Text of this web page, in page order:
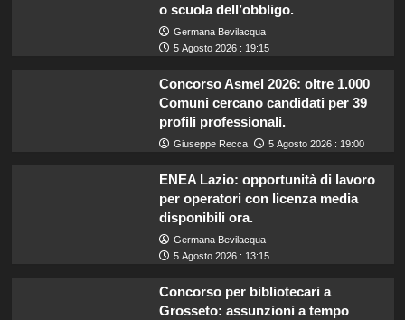
o scuola dell’obbligo.
Germana Bevilacqua
5 Agosto 2026 : 19:15
Concorso Asmel 2026: oltre 1.000
Comuni cercano candidati per 39
profili professionali.
Giuseppe Recca 5 Agosto 2026 : 19:00
ENEA Lazio: opportunità di lavoro
per operatori con licenza media
disponibili ora.
Germana Bevilacqua
5 Agosto 2026 : 13:15
Concorso per bibliotecari a
Grosseto: assunzioni a tempo